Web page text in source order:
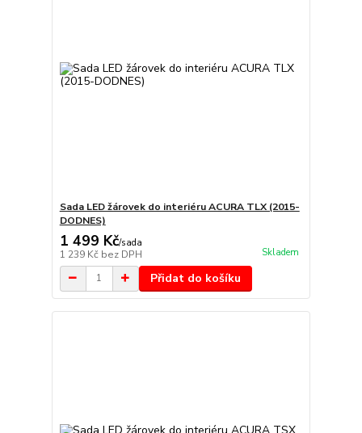
Sada LED žárovek do interiéru ACURA TLX (2015-
DODNES)
1 499 Kč/sada
1 239 Kč bez DPH Skladem
Přidat do košíku